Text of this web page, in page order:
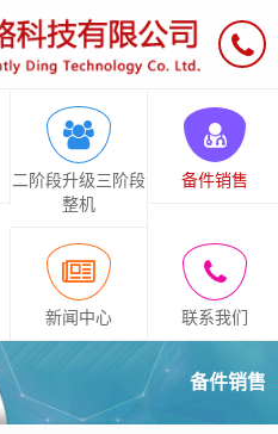
二阶段升级三阶段
整机
备件销售
新闻中心 联系我们
备件销售